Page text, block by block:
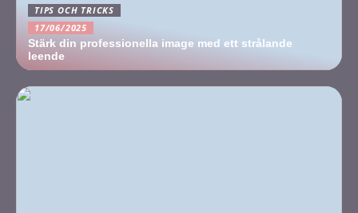
TIPS OCH TRICKS
17/06/2025
Stärk din professionella image med ett strålande
leende